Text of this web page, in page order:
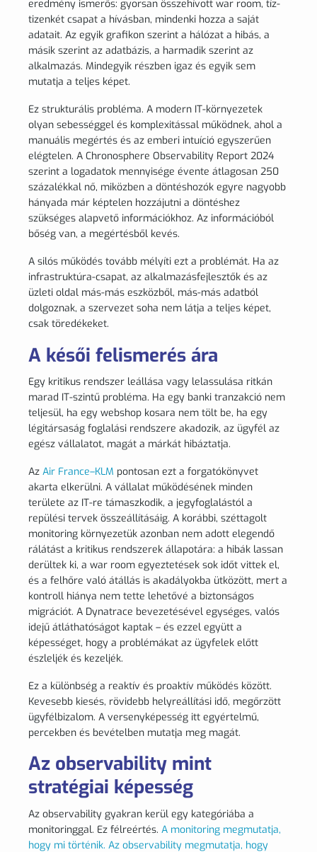
eredmény ismerős: gyorsan összehívott war room, tíz-
tizenkét csapat a hívásban, mindenki hozza a saját
adatait. Az egyik grafikon szerint a hálózat a hibás, a
másik szerint az adatbázis, a harmadik szerint az
alkalmazás. Mindegyik részben igaz és egyik sem
mutatja a teljes képet.
Ez strukturális probléma. A modern IT-környezetek
olyan sebességgel és komplexitással működnek, ahol a
manuális megértés és az emberi intuíció egyszerűen
elégtelen. A Chronosphere Observability Report 2024
szerint a logadatok mennyisége évente átlagosan 250
százalékkal nő, miközben a döntéshozók egyre nagyobb
hányada már képtelen hozzájutni a döntéshez
szükséges alapvető információkhoz. Az információból
bőség van, a megértésből kevés.
A silós működés tovább mélyíti ezt a problémát. Ha az
infrastruktúra-csapat, az alkalmazásfejlesztők és az
üzleti oldal más-más eszközből, más-más adatból
dolgoznak, a szervezet soha nem látja a teljes képet,
csak töredékeket.
A késői felismerés ára
Egy kritikus rendszer leállása vagy lelassulása ritkán
marad IT-szintű probléma. Ha egy banki tranzakció nem
teljesül, ha egy webshop kosara nem tölt be, ha egy
légitársaság foglalási rendszere akadozik, az ügyfél az
egész vállalatot, magát a márkát hibáztatja.
Az Air France–KLM pontosan ezt a forgatókönyvet
akarta elkerülni. A vállalat működésének minden
területe az IT-re támaszkodik, a jegyfoglalástól a
repülési tervek összeállításáig. A korábbi, széttagolt
monitoring környezetük azonban nem adott elegendő
rálátást a kritikus rendszerek állapotára: a hibák lassan
derültek ki, a war room egyeztetések sok időt vittek el,
és a felhőre való átállás is akadályokba ütközött, mert a
kontroll hiánya nem tette lehetővé a biztonságos
migrációt. A Dynatrace bevezetésével egységes, valós
idejű átláthatóságot kaptak – és ezzel együtt a
képességet, hogy a problémákat az ügyfelek előtt
észleljék és kezeljék.
Ez a különbség a reaktív és proaktív működés között.
Kevesebb kiesés, rövidebb helyreállítási idő, megőrzött
ügyfélbizalom. A versenyképesség itt egyértelmű,
percekben és bevételben mutatja meg magát.
Az observability mint
stratégiai képesség
Az observability gyakran kerül egy kategóriába a
monitoringgal. Ez félreértés. A monitoring megmutatja,
hogy mi történik. Az observability megmutatja, hogy